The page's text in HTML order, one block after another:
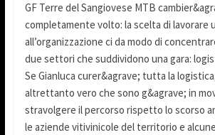
GF Terre del Sangiovese MTB
completamente volto: la scelta di lavorare
all’organizzazione ci da modo di
due settori che suddividono una gara:
Se Gianluca curer&agrave; tutta la
altrettanto vero che sono g&agrave; in
stravolgere il percorso rispetto lo scorso
le aziende vitivinicole del territorio e